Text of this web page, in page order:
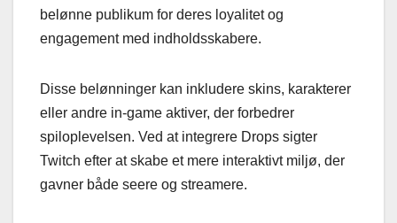
belønne publikum for deres loyalitet og
engagement med indholdsskabere.
Disse belønninger kan inkludere skins, karakterer
eller andre in-game aktiver, der forbedrer
spiloplevelsen. Ved at integrere Drops sigter
Twitch efter at skabe et mere interaktivt miljø, der
gavner både seere og streamere.